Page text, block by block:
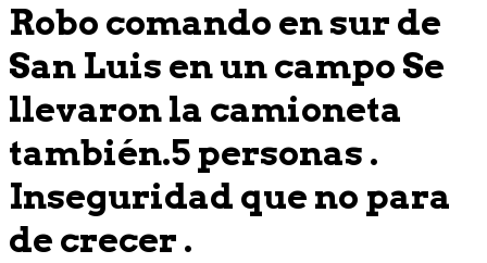
Robo comando en sur de
San Luis en un campo Se
llevaron la camioneta
también.5 personas .
Inseguridad que no para
de crecer .